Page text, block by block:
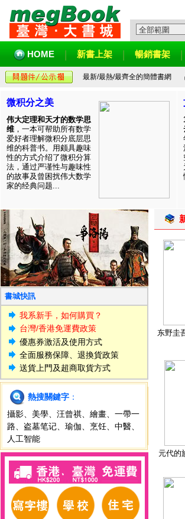
HOME 新書上架 暢銷書架
最新/最熱/最齊全的簡體書網
微积分之美
伟大定理和天才的数学思
维 ，一本可帮助所有数学
爱好者理解微积分底层思
维的科普书。用颇具趣味
性的方式介绍了微积分算
法，通过严谨性与趣味性
的故事及曾困扰伟大数学
家的经典问题...
書城快訊
我系新手，如何購買？
台灣/香港免運費政策
優惠券激活及使用方式
全面服務保障、退換貨政策
送貨上門及超商取貨方式
熱搜關鍵字 ：
攝影
美學 汪曾祺 繪畫
一帶一
路
盗墓笔记 瑜伽 烹饪 中醫
人工智能
东野圭
元代的